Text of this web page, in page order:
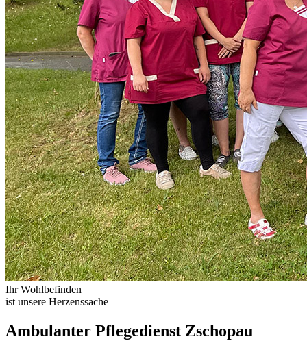
Ihr Wohlbefinden
ist unsere Herzenssache
Ambulanter Pflegedienst Zschopau